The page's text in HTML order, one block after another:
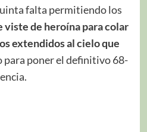
falta permitiendo los
viste de heroína para colar
extendidos al cielo que
para poner el definitivo 68-